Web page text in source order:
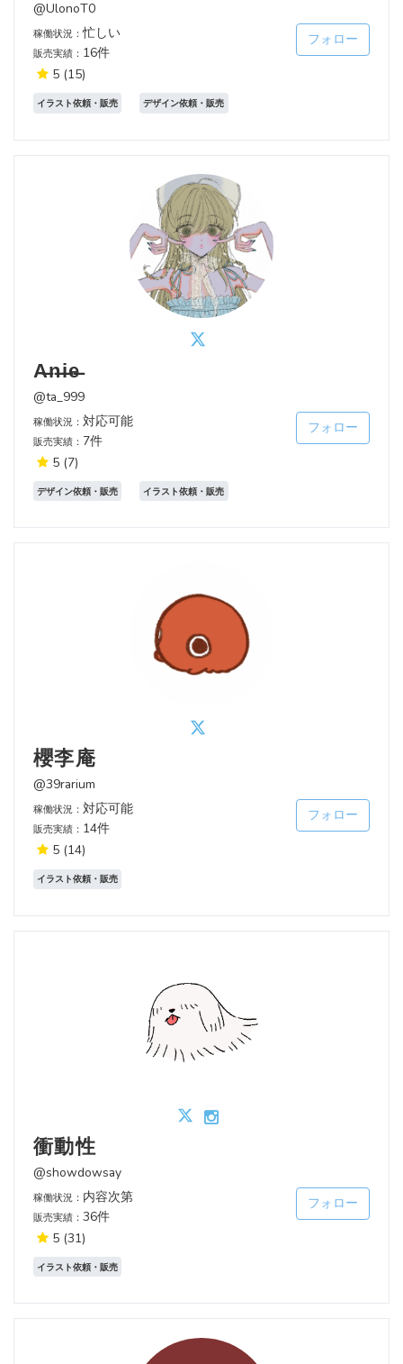
@UlonoT0
稼働状況：忙しい
販売実績： 16件
5 (15)
フォロー
イラスト依頼・販売 デザイン依頼・販売
A̶n̶i̶e̶
@ta_999
稼働状況： 対応可能
販売実績： 7件
5 (7)
フォロー
デザイン依頼・販売 イラスト依頼・販売
櫻李庵
@39rarium
稼働状況： 対応可能
販売実績： 14件
5 (14)
フォロー
イラスト依頼・販売
衝動性
@showdowsay
稼働状況： 内容次第
販売実績： 36件
5 (31)
フォロー
イラスト依頼・販売